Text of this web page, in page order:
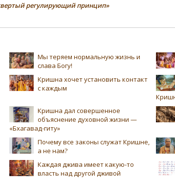
регулирующий принцип»
Мы теряем нормальную жизнь и
слава Богу!
Кришна хочет установить контакт
с каждым
Кришна дал совершенное
объяснение духовной жизни —
«Бхагавад-гиту»
Почему все законы служат Кришне,
а не нам?
Каждая джива имеет какую-то
власть над другой дживой